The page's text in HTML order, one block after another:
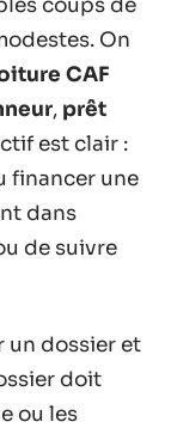
coups de
On
CAF
, prêt
est clair :
financer une
dans
de suivre
un dossier et
doit
ou les